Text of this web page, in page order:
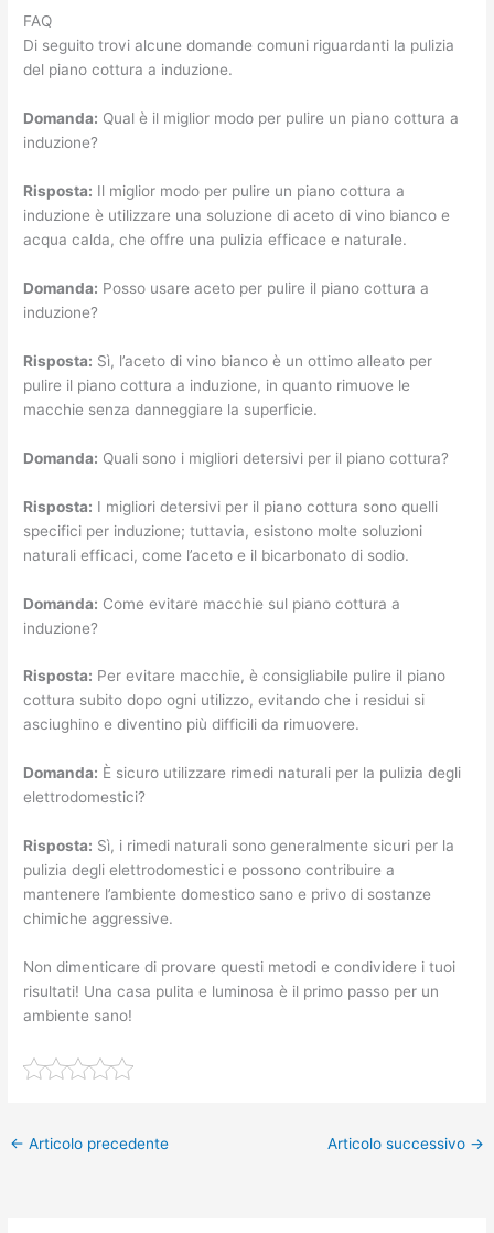
FAQ
Di seguito trovi alcune domande comuni riguardanti la pulizia
del piano cottura a induzione.
Domanda: Qual è il miglior modo per pulire un piano cottura a
induzione?
Risposta: Il miglior modo per pulire un piano cottura a
induzione è utilizzare una soluzione di aceto di vino bianco e
acqua calda, che offre una pulizia efficace e naturale.
Domanda: Posso usare aceto per pulire il piano cottura a
induzione?
Risposta: Sì, l’aceto di vino bianco è un ottimo alleato per
pulire il piano cottura a induzione, in quanto rimuove le
macchie senza danneggiare la superficie.
Domanda: Quali sono i migliori detersivi per il piano cottura?
Risposta: I migliori detersivi per il piano cottura sono quelli
specifici per induzione; tuttavia, esistono molte soluzioni
naturali efficaci, come l’aceto e il bicarbonato di sodio.
Domanda: Come evitare macchie sul piano cottura a
induzione?
Risposta: Per evitare macchie, è consigliabile pulire il piano
cottura subito dopo ogni utilizzo, evitando che i residui si
asciughino e diventino più difficili da rimuovere.
Domanda: È sicuro utilizzare rimedi naturali per la pulizia degli
elettrodomestici?
Risposta: Sì, i rimedi naturali sono generalmente sicuri per la
pulizia degli elettrodomestici e possono contribuire a
mantenere l’ambiente domestico sano e privo di sostanze
chimiche aggressive.
Non dimenticare di provare questi metodi e condividere i tuoi
risultati! Una casa pulita e luminosa è il primo passo per un
ambiente sano!
← Articolo precedente Articolo successivo →